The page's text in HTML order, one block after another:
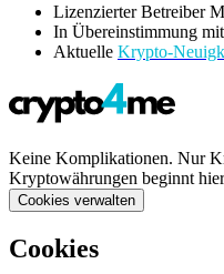
Lizenzierter Betreiber
In Übereinstimmung
Aktuelle Krypto-
Keine Komplikationen. Nur
Kryptowährungen beginnt
Cookies verwalten
Cookies